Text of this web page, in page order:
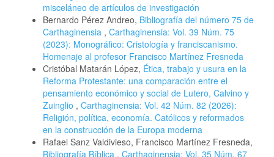
misceláneo de artículos de investigación
Bernardo Pérez Andreo, Bibliografía del número 75 de
Carthaginensia , Carthaginensia: Vol. 39 Núm. 75
(2023): Monográfico: Cristología y franciscanismo.
Homenaje al profesor Francisco Martínez Fresneda
Cristóbal Matarán López, Ética, trabajo y usura en la
Reforma Protestante: una comparación entre el
pensamiento económico y social de Lutero, Calvino y
Zuinglio , Carthaginensia: Vol. 42 Núm. 82 (2026):
Religión, política, economía. Católicos y reformados
en la construcción de la Europa moderna
Rafael Sanz Valdivieso, Francisco Martínez Fresneda,
Bibliografía Bíblica , Carthaginensia: Vol. 35 Núm. 67